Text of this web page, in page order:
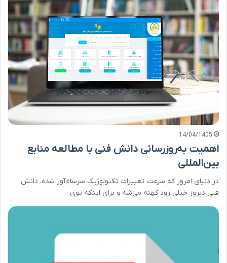
14/04/1405
اهمیت به‌روزرسانی دانش فنی با مطالعه منابع
بین‌المللی
در دنیای امروز که سرعت تغییرات تکنولوژیک سرسام‌آور شده، دانش
فنی دیروز خیلی زود کهنه می‌شه و برای اینکه توی…